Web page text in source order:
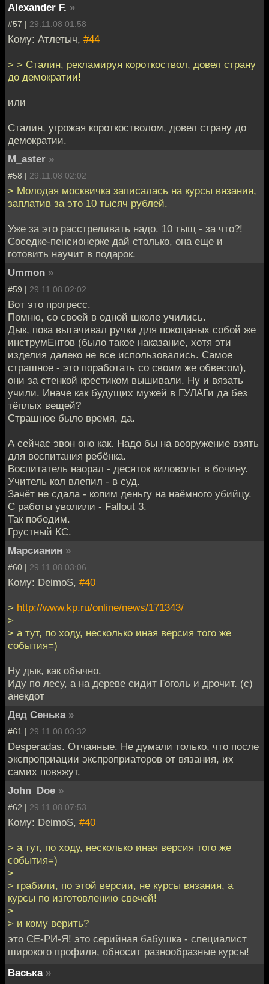
Alexander F. »
#57 | 29.11.08 01:58
Кому: Атлетыч, #44
> > Сталин, рекламируя короткоствол, довел страну
до демократии!
или
Сталин, угрожая короткостволом, довел страну до
демократии.
M_aster »
#58 | 29.11.08 02:02
> Молодая москвичка записалась на курсы вязания,
заплатив за это 10 тысяч рублей.
Уже за это расстреливать надо. 10 тыщ - за что?!
Соседке-пенсионерке дай столько, она еще и
готовить научит в подарок.
Ummon »
#59 | 29.11.08 02:02
Вот это прогресс.
Помню, со своей в одной школе учились.
Дык, пока вытачивал ручки для покоцаных собой же
инструмЕнтов (было такое наказание, хотя эти
изделия далеко не все использовались. Самое
страшное - это поработать со своим же обвесом),
они за стенкой крестиком вышивали. Ну и вязать
учили. Иначе как будущих мужей в ГУЛАГи да без
тёплых вещей?
Страшное было время, да.
А сейчас эвон оно как. Надо бы на вооружение взять
для воспитания ребёнка.
Воспитатель наорал - десяток киловольт в бочину.
Учитель кол влепил - в суд.
Зачёт не сдала - копим деньгу на наёмного убийцу.
С работы уволили - Fallout 3.
Так победим.
Грустный КС.
Марсианин »
#60 | 29.11.08 03:06
Кому: DeimoS, #40
> http://www.kp.ru/online/news/171343/
>
> а тут, по ходу, несколько иная версия того же
события=)
Ну дык, как обычно.
Иду по лесу, а на дереве сидит Гоголь и дрочит. (с)
анекдот
Дед Сенька »
#61 | 29.11.08 03:32
Desperadas. Отчаяные. Не думали только, что после
экспроприации экспроприаторов от вязания, их
самих повяжут.
John_Doe »
#62 | 29.11.08 07:53
Кому: DeimoS, #40
> а тут, по ходу, несколько иная версия того же
события=)
>
> грабили, по этой версии, не курсы вязания, а
курсы по изготовлению свечей!
>
> и кому верить?
это СЕ-РИ-Я! это серийная бабушка - специалист
широкого профиля, обносит разнообразные курсы!
Васька »